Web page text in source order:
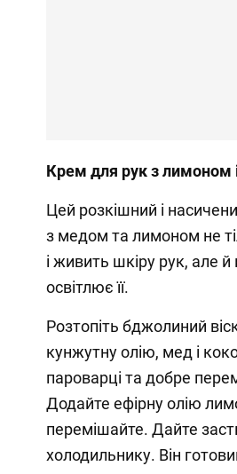
Крем для рук з лимоном
Цей розкішний і
з медом та лимоном не
і живить шкіру рук, але й
освітлює її.
Розтопіть бджолиний
кунжутну олію, мед і
пароварці та добре
Додайте ефірну олію
перемішайте. Дайте
холодильнику. Він